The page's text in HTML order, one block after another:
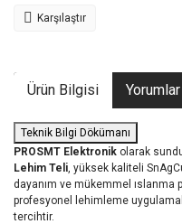
Karşılaştır
Ürün Bilgisi Yorumlar
Teknik Bilgi Dökümanı
PROSMT Elektronik olarak
Lehim Teli, yüksek kaliteli
dayanım ve mükemmel ıslanma
profesyonel lehimleme
tercihtir.